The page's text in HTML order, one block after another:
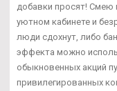
добавки просят! Смею
уютном кабинете и
люди сдохнут, либо
эффекта можно
обыкновенных акций
привилегированных